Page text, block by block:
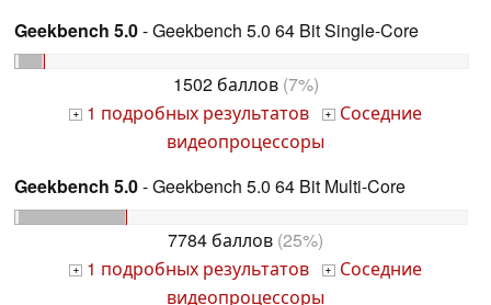
Geekbench 5.0- Geekbench 5.0 64 Bit Single-Core
1502 баллов(7%)
+ 1 подробных результатов + Соседние
видеопроцессоры
Geekbench 5.0- Geekbench 5.0 64 Bit Multi-Core
7784 баллов (25%)
+ 1 подробных результатов + Соседние
видеопроцессоры